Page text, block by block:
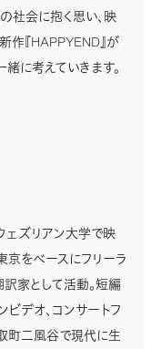
社会に抱く思い、映
作『HAPPYEND』が
に考えていきます。
ェズリアン大学で映
京をベースにフリーラ
訳家として活動。短編
ビデオ、コンサートフ
町二風谷で現代に生